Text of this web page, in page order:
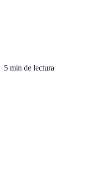
5 min de lectura